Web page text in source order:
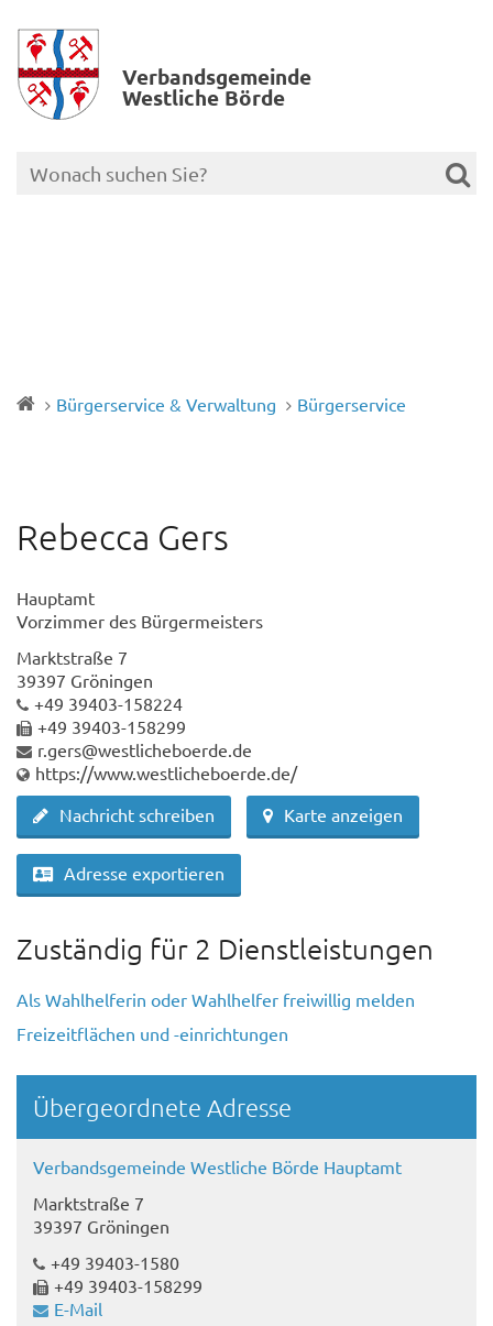
Verbands­gemeinde
Westliche Börde
Bürgerservice & Verwaltung Bürgerservice
Rebecca Gers
Hauptamt
Vorzimmer des Bürgermeisters
Marktstraße 7
39397 Gröningen
+49 39403-158224
+49 39403-158299
r.gers@westlicheboerde.de
https://www.westlicheboerde.de/
Nachricht schreiben
Karte anzeigen
Adresse exportieren
Zuständig für 2 Dienstleistungen
Als Wahlhelferin oder Wahlhelfer freiwillig melden
Freizeitflächen und -einrichtungen
Übergeordnete Adresse
Verbandsgemeinde Westliche Börde Hauptamt
Marktstraße 7
39397 Gröningen
+49 39403-1580
+49 39403-158299
E-Mail